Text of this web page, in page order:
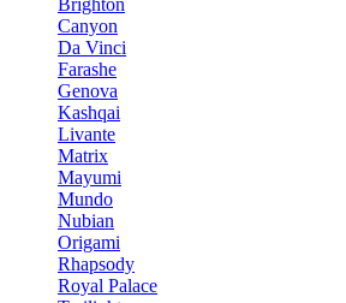
Brighton
Canyon
Da Vinci
Farashe
Genova
Kashqai
Livante
Matrix
Mayumi
Mundo
Nubian
Origami
Rhapsody
Royal Palace